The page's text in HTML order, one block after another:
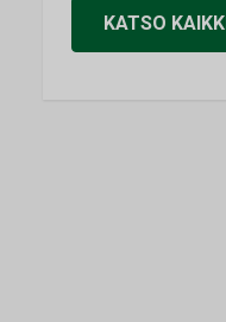
KATSO KAIKKI